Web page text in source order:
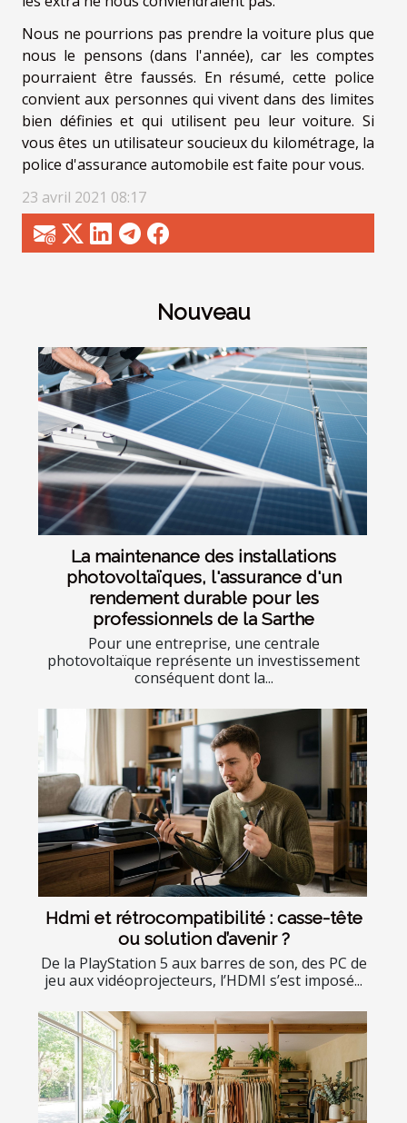
Nous ne pourrions pas prendre la voiture plus que
nous le pensons (dans l'année), car les comptes
pourraient être faussés. En résumé, cette police
convient aux personnes qui vivent dans des limites
bien définies et qui utilisent peu leur voiture. Si
vous êtes un utilisateur soucieux du kilométrage, la
police d'assurance automobile est faite pour vous.
23 avril 2021 08:17
Nouveau
La maintenance des installations
photovoltaïques, l'assurance d'un
rendement durable pour les
professionnels de la Sarthe
Pour une entreprise, une centrale
photovoltaïque représente un investissement
conséquent dont la...
Hdmi et rétrocompatibilité : casse-tête
ou solution d’avenir ?
De la PlayStation 5 aux barres de son, des PC de
jeu aux vidéoprojecteurs, l’HDMI s’est imposé...